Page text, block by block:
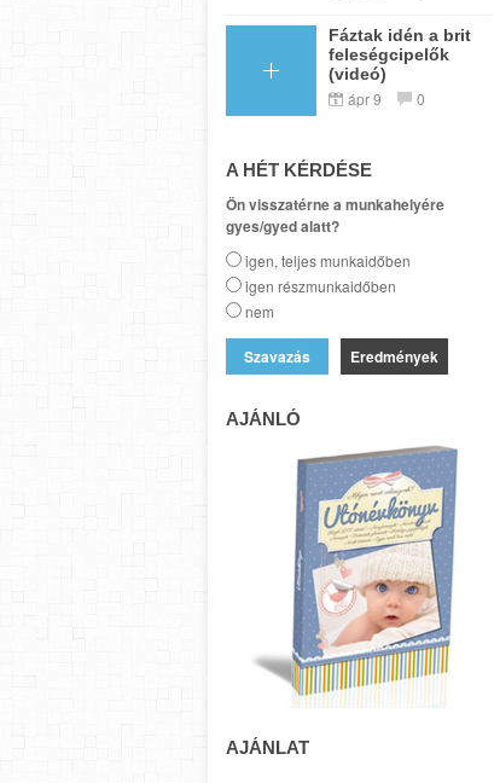
Fáztak idén a brit
feleségcipelők
(videó)
ápr 9 0
A HÉT KÉRDÉSE
Ön visszatérne a munkahelyére
gyes/gyed alatt?
igen, teljes munkaidőben
igen részmunkaidőben
nem
Eredmények
AJÁNLÓ
AJÁNLAT